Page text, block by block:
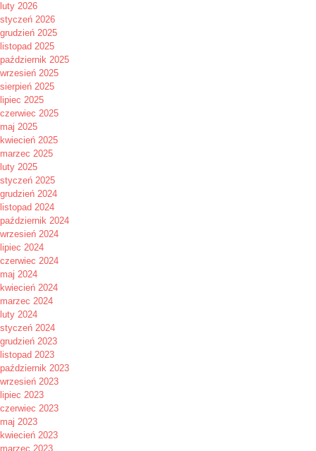
luty 2026
styczeń 2026
grudzień 2025
listopad 2025
październik 2025
wrzesień 2025
sierpień 2025
lipiec 2025
czerwiec 2025
maj 2025
kwiecień 2025
marzec 2025
luty 2025
styczeń 2025
grudzień 2024
listopad 2024
październik 2024
wrzesień 2024
lipiec 2024
czerwiec 2024
maj 2024
kwiecień 2024
marzec 2024
luty 2024
styczeń 2024
grudzień 2023
listopad 2023
październik 2023
wrzesień 2023
lipiec 2023
czerwiec 2023
maj 2023
kwiecień 2023
marzec 2023